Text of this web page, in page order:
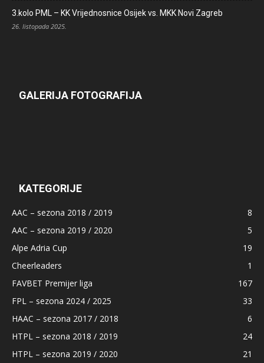
3.kolo PML – KK Vrijednosnice Osijek vs. MKK Novi Zagreb
26. listopada 2025.
GALERIJA FOTOGRAFIJA
KATEGORIJE
AAC – sezona 2018 / 2019
8
AAC – sezona 2019 / 2020
5
Alpe Adria Cup
19
Cheerleaders
1
FAVBET Premijer liga
167
FPL – sezona 2024 / 2025
33
HAAC – sezona 2017 / 2018
6
HTPL – sezona 2018 / 2019
24
HTPL – sezona 2019 / 2020
21